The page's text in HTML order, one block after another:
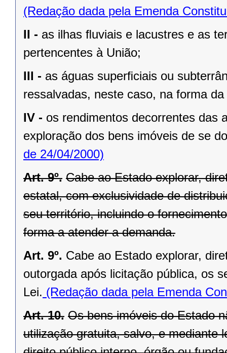
(Redação dada pela Emenda
II - as ilhas ﬂuviais e lacustres e as
pertencentes à União;
III - as águas superﬁciais ou
ressalvadas, neste caso, na forma
IV - os rendimentos decorrentes das
exploração dos bens imóveis de se
de 24/04/2000)
Art. 9º. Cabe ao Estado explorar,
estatal, com exclusividade de
seu território, incluindo o
forma a atender a demanda.
Art. 9º. Cabe ao Estado explorar,
outorgada após licitação pública, os
Lei. (Redação dada pela Emenda
Art. 10. Os bens imóveis do Estado
utilização gratuita, salvo, e mediante